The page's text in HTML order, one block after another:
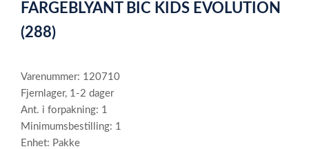
of
2
FARGEBLYANT BIC KIDS EVOLUTION
(288)
Varenummer: 120710
Fjernlager, 1-2 dager
Ant. i forpakning: 1
Minimumsbestilling: 1
Enhet: Pakke